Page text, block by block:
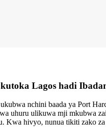
Lagos hadi
nchini baada ya Port
uhuru ulikuwa mji mkubwa
hivyo, nunua tikiti zako